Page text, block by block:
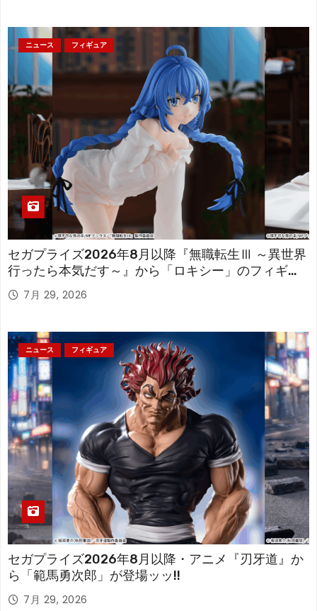
ニュース フィギュア
セガプライズ2026年8月以降『無職転生Ⅲ ～異世界
行ったら本気だす～』から「ロキシー」のフィギュ
アが登場！
7月 29, 2026
ニュース フィギュア
セガプライズ2026年8月以降・アニメ『刃牙道』か
ら「範馬勇次郎」が登場ッッ!!
7月 29, 2026